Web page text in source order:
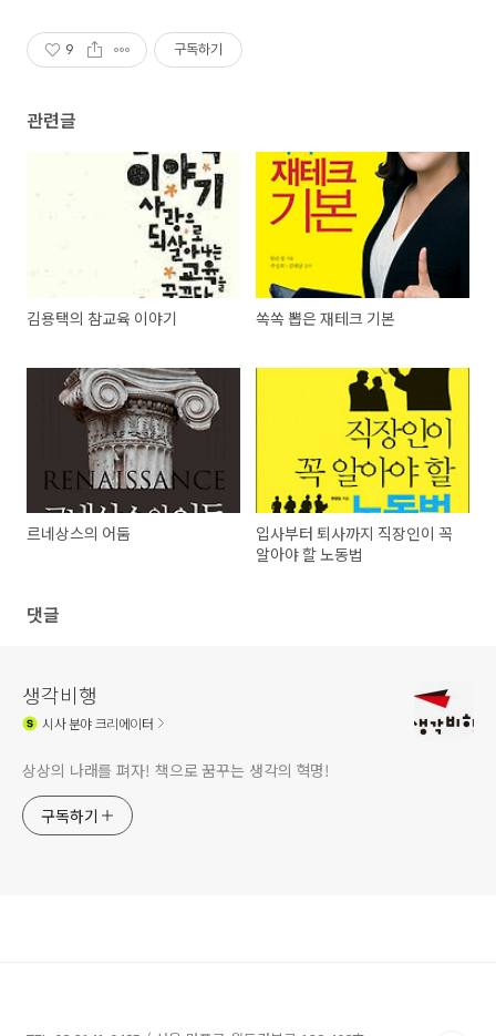
9 구독하기
관련글
김용택의 참교육 이야기 쏙쏙 뽑은 재테크 기본
르네상스의 어둠
입사부터 퇴사까지 직장인이 꼭
알아야 할 노동법
댓글
생각비행
시사분야 크리에이터
상상의 나래를 펴자! 책으로 꿈꾸는 생각의 혁명!
구독하기